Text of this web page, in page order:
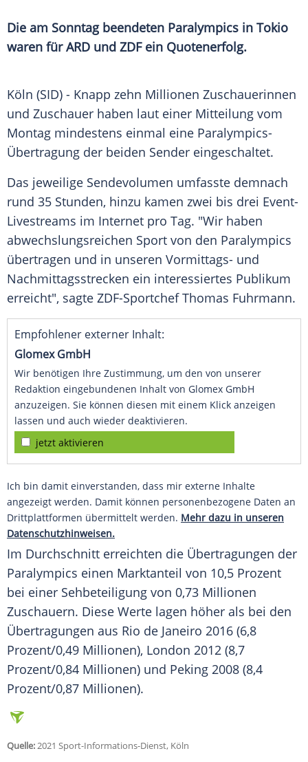
Die am Sonntag beendeten Paralympics in Tokio
waren fürARD und ZDFein Quotenerfolg.
Köln (SID) - Knapp zehn Millionen Zuschauerinnen
und Zuschauer haben laut einer Mitteilung vom
Montag mindestens einmal eine Paralympics-
Übertragung der beiden Sender eingeschaltet.
Das jeweilige Sendevolumen umfasste demnach
rund 35 Stunden, hinzu kamen zwei bis drei Event-
Livestreams im Internet pro Tag. "Wir haben
abwechslungsreichen Sport von den Paralympics
übertragen und in unseren Vormittags- und
Nachmittagsstrecken ein interessiertes Publikum
erreicht", sagte ZDF-SportchefThomas Fuhrmann.
Empfohlener externer Inhalt:
Glomex GmbH
Wir benötigen Ihre Zustimmung, um den von unserer
Redaktion eingebundenen Inhalt von Glomex GmbH
anzuzeigen. Sie können diesen mit einem Klick anzeigen
lassen und auch wieder deaktivieren.
jetzt aktivieren
Ich bin damit einverstanden, dass mir externe Inhalte
angezeigt werden. Damit können personenbezogene Daten an
Drittplattformen übermittelt werden. Mehr dazu in unseren
Datenschutzhinweisen.
Im Durchschnitt erreichten die Übertragungen der
Paralympics einen Marktanteil von 10,5 Prozent
bei einer Sehbeteiligung von 0,73 Millionen
Zuschauern. Diese Werte lagen höher als bei den
Übertragungen aus Rio de Janeiro 2016 (6,8
Prozent/0,49 Millionen), London 2012 (8,7
Prozent/0,84 Millionen) und Peking 2008 (8,4
Prozent/0,87 Millionen).
Quelle:2021 Sport-Informations-Dienst, Köln